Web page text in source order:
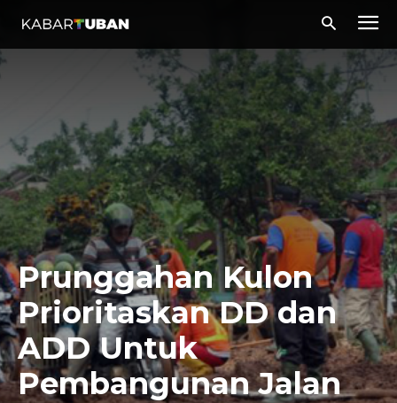
Prunggahan Kulon
Prioritaskan DD dan
ADD Untuk
Pembangunan Jalan